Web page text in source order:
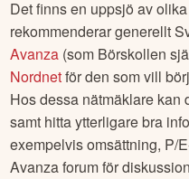
Det finns en uppsjö av
rekommenderar generellt
Avanza (som Börskollen
Nordnetför den som vill
Hos dessa nätmäklare kan
samt hitta ytterligare bra
exempelvis omsättning, P/
Avanza forum för